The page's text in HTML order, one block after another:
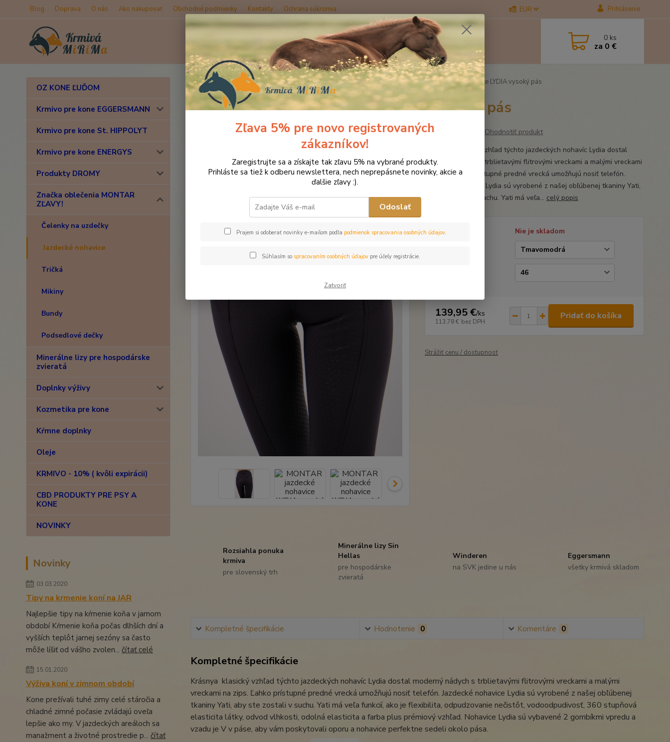
Blog Doprava O nás Ako nakupovať Obchodné podmienky Kontakty Ochrana súkromia EUR Prihlásenie
Hľadať 0 ks
za 0 €
OZ KONE ĽUĎOM
Krmivo pre kone EGGERSMANN
Krmivo pre kone St. HIPPOLYT
Krmivo pre kone ENERGYS
Produkty DROMY
Značka oblečenia MONTAR
ZĽAVY!
Čelenky na uzdečky
Jazdecké nohavice
Tričká
Mikiny
Bundy
Podsedlové dečky
Minerálne lizy pre hospodárske
zvieratá
Doplnky výživy
Kozmetika pre kone
Kŕmne doplnky
Oleje
KRMIVO - 10% ( kvôli expirácii)
CBD PRODUKTY PRE PSY A
KONE
NOVINKY
Novinky
03.03.2020
Tipy na krmenie koní na JAR
Najlepšie tipy na kŕmenie koňa v jarnom
období Kŕmenie koňa počas dlhších dní a
vyšších teplôt jarnej sezóny sa často
môže líšiť od vášho zvolen... čítať celé
15.01.2020
Výživa koní v zimnom období
Kone prežívali tuhé zimy celé stáročia a
chladné zimné počasie zvládajú oveľa
lepšie ako my. V jazdeckých areáloch sa
manažment a životné prostredie p... čítať
Úvod Značka oblečenia MONTAR ZĽAVY! Jazdecké nohavice MONTAR jazdecké nohavice LYDIA vysoký pás
MONTAR jazdecké nohavice LYDIA vysoký pás
Akcia
Ohodnotiť produkt
Krásnya klasický vzhľad týchto jazdeckých nohavíc Lydia dostal
moderný nádych s trblietavými flitrovými vreckami a malými vreckami
na zips. Ľahko prístupné predné vrecká umožňujú nosiť telefón.
Jazdecké nohavice Lydia sú vyrobené z našej obľúbenej tkaniny Yati,
aby ste zostali v suchu. Yati má veľa... celý popis
Dostupnosť
Nie je skladom
139,95 €/ks
113,78 € bez DPH
Pridať do košíka
Strážiť cenu / dostupnosť
Rozsiahla ponuka
krmiva
pre slovenský trh
Minerálne lizy Sin
Hellas
pre hospodárske
zvieratá
Winderen
na SVK jedine u nás
Eggersmann
všetky krmivá skladom
Kompletné špecifikácie Hodnotenie 0 Komentáre 0
Kompletné špecifikácie
Krásnya klasický vzhľad týchto jazdeckých nohavíc Lydia dostal moderný nádych s trblietavými flitrovými vreckami a malými
vreckami na zips. Ľahko prístupné predné vrecká umožňujú nosiť telefón. Jazdecké nohavice Lydia sú vyrobené z našej obľúbenej
tkaniny Yati, aby ste zostali v suchu. Yati má veľa funkcií, ako je flexibilita, odpudzovanie nečistôt, vodoodpudivosť, 360 stupňová
elasticita látky, odvod vlhkosti, odolná elasticita a farba plus prémiový vzhľad. Nohavice Lydia sú vybavené 2 gombíkmi vpredu a
vzadu je V v páse, aby vám poskytovali oporu a nohavice perfektne sedeli okolo pása.
Zľava 5% pre novo registrovaných
zákazníkov!
Zaregistrujte sa a získajte tak zľavu 5% na vybrané produkty.
Prihláste sa tiež k odberu newslettera, nech neprepásnete novinky, akcie a
ďalšie zľavy :).
Odoslať
Prajem si odoberať novinky e-mailom podľa podmienok spracovania osobných údajov.
Súhlasím so spracovaním osobných údajov pre účely registrácie.
Zatvoriť